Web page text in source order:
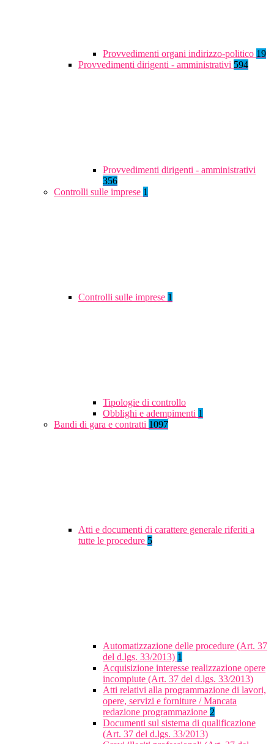
Provvedimenti organi indirizzo-politico 19
Provvedimenti dirigenti - amministrativi 594
Provvedimenti dirigenti - amministrativi
356
Controlli sulle imprese 1
Controlli sulle imprese 1
Tipologie di controllo
Obblighi e adempimenti 1
Bandi di gara e contratti 1097
Atti e documenti di carattere generale riferiti a
tutte le procedure 5
Automatizzazione delle procedure (Art. 37
del d.lgs. 33/2013) 1
Acquisizione interesse realizzazione opere
incompiute (Art. 37 del d.lgs. 33/2013)
Atti relativi alla programmazione di lavori,
opere, servizi e forniture / Mancata
redazione programmazione 2
Documenti sul sistema di qualificazione
(Art. 37 del d.lgs. 33/2013)